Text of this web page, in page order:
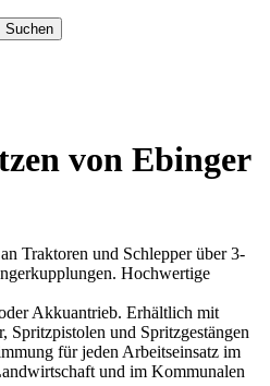
Suchen
von Ebinger
Traktoren und Schlepper über 3-
Hochwertige
Akkuantrieb. Erhältlich mit
Spritzpistolen und Spritzgestängen
für jeden Arbeitseinsatz im
und im Kommunalen